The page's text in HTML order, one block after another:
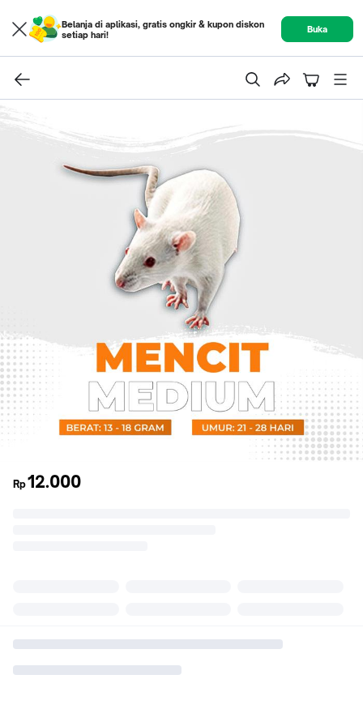
Belanja di aplikasi, gratis ongkir & kupon diskon
setiap hari!
Buka
Rp12.000